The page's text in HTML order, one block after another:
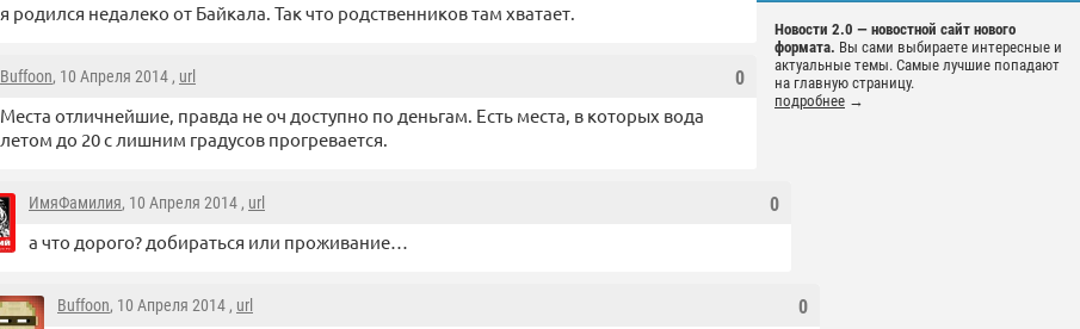
Новости 2.0 — новостной сайт нового
формата. Вы сами выбираете интересные и
актуальные темы. Самые лучшие попадают
на главную страницу.
подробнее →
я родился недалеко от Байкала. Так что родственников там хватает.
0
Buffoon, 10 Апреля 2014 , url
Места отличнейшие, правда не оч доступно по деньгам. Есть места, в которых вода
летом до 20 с лишним градусов прогревается.
0
ИмяФамилия, 10 Апреля 2014 , url
а что дорого? добираться или проживание…
0
Buffoon, 10 Апреля 2014 , url